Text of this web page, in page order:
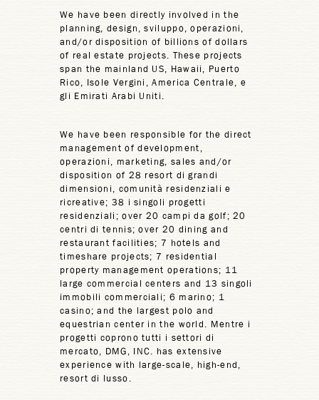
We have been directly involved in the
planning, design, sviluppo, operazioni,
and/or disposition of billions of dollars
of real estate projects. These projects
span the mainland US, Hawaii, Puerto
Rico, Isole Vergini, America Centrale, e
gli Emirati Arabi Uniti.
We have been responsible for the direct
management of development,
operazioni, marketing, sales and/or
disposition of 28 resort di grandi
dimensioni, comunità residenziali e
ricreative; 38 i singoli progetti
residenziali; over 20 campi da golf; 20
centri di tennis; over 20 dining and
restaurant facilities; 7 hotels and
timeshare projects; 7 residential
property management operations; 11
large commercial centers and 13 singoli
immobili commerciali; 6 marino; 1
casino; and the largest polo and
equestrian center in the world. Mentre i
progetti coprono tutti i settori di
mercato, DMG, INC. has extensive
experience with large-scale, high-end,
resort di lusso.